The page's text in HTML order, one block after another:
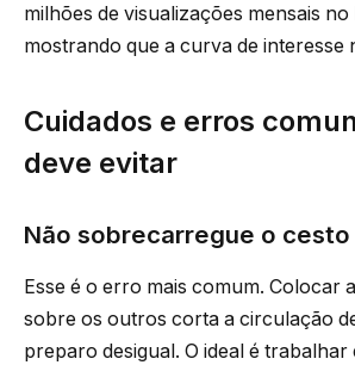
milhões de visualizações mensais
mostrando que a curva de interesse
Cuidados e erros
deve evitar
Não sobrecarregue o cesto
Esse é o erro mais comum. Colocar
sobre os outros corta a circulação
preparo desigual. O ideal é trabalhar